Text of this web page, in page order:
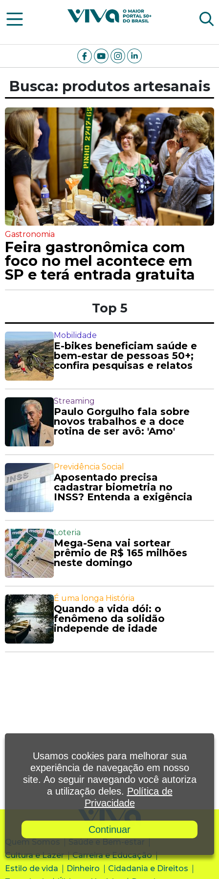
Viva Notícias
Busca: produtos artesanais
Gastronomia
Feira gastronômica com
foco no mel acontece em
SP e terá entrada gratuita
Top 5
Mobilidade
E-bikes beneficiam saúde e
bem-estar de pessoas 50+;
confira pesquisas e relatos
Streaming
Paulo Gorgulho fala sobre
novos trabalhos e a doce
rotina de ser avô: 'Amo'
Previdência Social
Aposentado precisa
cadastrar biometria no
INSS? Entenda a exigência
Loteria
Mega-Sena vai sortear
prêmio de R$ 165 milhões
neste domingo
É uma longa História
Quando a vida dói: o
fenômeno da solidão
independe de idade
Quem Somos
Saúde e Bem-estar
Cultura e Lazer
Carreira e Educação
Estilo de vida
Dinheiro
Cidadania e Direitos
Usamos cookies para melhorar sua
experiência de navegação em nosso
site. Ao seguir navegando você autoriza
a utilização deles. Política de
Privacidade
Continuar